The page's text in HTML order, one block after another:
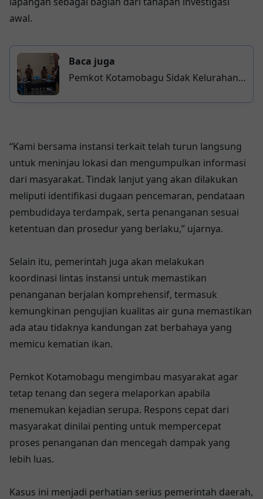
awal.
Baca juga
Pemkot Kotamobagu Sidak Kelurahan
“Kami bersama instansi terkait telah turun langsung
untuk meninjau lokasi dan mengumpulkan informasi
dari masyarakat. Tindak lanjut yang akan dilakukan
meliputi identifikasi dugaan pencemaran, pendataan
pembudidaya terdampak, serta penanganan sesuai
ketentuan dan prosedur yang berlaku,” ujarnya.
Selain itu, pemerintah juga akan melakukan
koordinasi lintas instansi untuk memastikan
penanganan berjalan komprehensif, termasuk
kemungkinan pengujian kualitas air guna memastikan
ada atau tidaknya kandungan zat berbahaya yang
memicu kematian ikan.
Pemkot Kotamobagu mengimbau masyarakat agar
tetap tenang dan segera melaporkan apabila
menemukan kejadian serupa. Respons cepat dari
masyarakat dinilai penting untuk mempercepat
proses penanganan dan mencegah dampak yang
lebih luas.
Kasus ini menjadi perhatian serius pemerintah daerah,